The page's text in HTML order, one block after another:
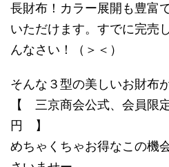
長財布！カラー展開も豊富
いただけます。すでに完売
んなさい！（＞＜）
そんな３型の美しいお財布
【 三京商会公式、会員限
円 】
めちゃくちゃお得なこの機